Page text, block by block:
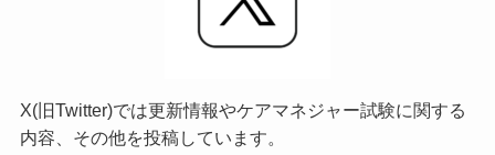
X(旧Twitter)では更新情報やケアマネジャー試験に関する
内容、その他を投稿しています。